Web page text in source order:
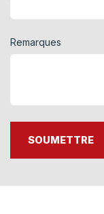
Remarques
SOUMETTRE